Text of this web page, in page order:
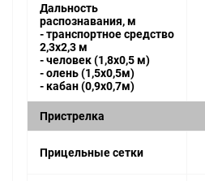
Дальность
распознавания, м
- транспортное средство
2,3x2,3 м
- человек (1,8x0,5 м)
- олень (1,5x0,5м)
- кабан (0,9x0,7м)
Пристрелка
Прицельные сетки